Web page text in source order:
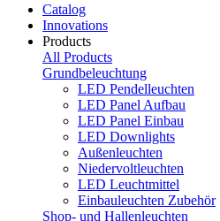
Catalog
Innovations
Products
All Products
Grundbeleuchtung
LED Pendelleuchten
LED Panel Aufbau
LED Panel Einbau
LED Downlights
Außenleuchten
Niedervoltleuchten
LED Leuchtmittel
Einbauleuchten Zubehör
Shop- und Hallenleuchten